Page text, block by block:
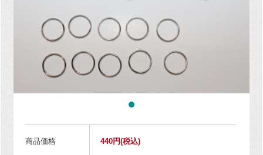
商品価格 440円(税込)